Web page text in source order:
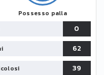
Possesso palla
0
62
39